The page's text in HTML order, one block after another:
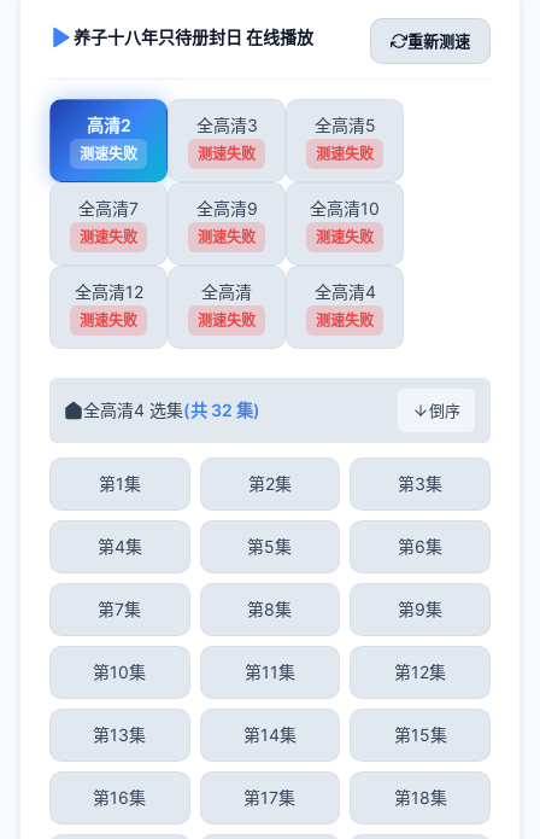
养子十八年只待册封日 在线播放 重新测速
高清2
测速失败
全高清3
测速失败
全高清5
测速失败
全高清7
测速失败
全高清9
测速失败
全高清10
测速失败
全高清12
测速失败
全高清
测速失败
全高清4
测速失败
全高清4 选集(共 32 集) 倒序
第1集 第2集 第3集
第4集 第5集 第6集
第7集 第8集 第9集
第10集 第11集 第12集
第13集 第14集 第15集
第16集 第17集 第18集